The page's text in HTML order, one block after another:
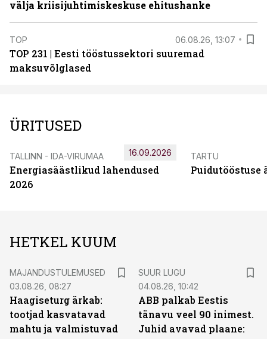
välja kriisijuhtimiskeskuse ehitushanke
TOP 06.08.26, 13:07
TOP 231 | Eesti tööstussektori suuremad
maksuvõlglased
ÜRITUSED
TALLINN - IDA-VIRUMAA
Energiasäästlikud lahendused
2026
16.09.2026 TARTU
Puidutööstuse
HETKEL KUUM
MAJANDUSTULEMUSED
03.08.26, 08:27
Haagiseturg ärkab:
tootjad kasvatavad
mahtu ja valmistuvad
SUUR LUGU
04.08.26, 10:42
ABB palkab Eestis
tänavu veel 90 inimest.
Juhid avavad plaane: